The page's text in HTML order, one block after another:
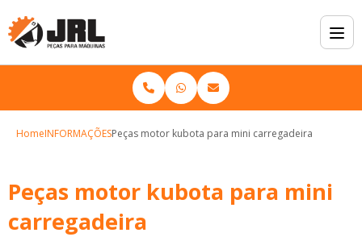
HomeINFORMAÇÕESPeças motor kubota para mini carregadeira
Peças motor kubota para mini
carregadeira